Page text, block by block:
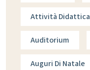
Attività Didattica
Auditorium
Auguri Di Natale